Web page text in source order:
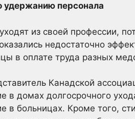
удержанию персонала
из своей профессии,
недостаточно
в оплате труда разных
Канадской
в домах долгосрочного
в больницах. Кроме того,